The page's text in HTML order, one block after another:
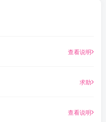
查看说明
求助
查看说明